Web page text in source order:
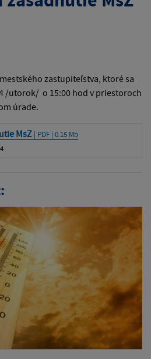
zastupiteľstva, ktoré sa
/utorok/ o 15:00 hod v priestoroch
úrade.
MsZ | PDF | 0.15 Mb